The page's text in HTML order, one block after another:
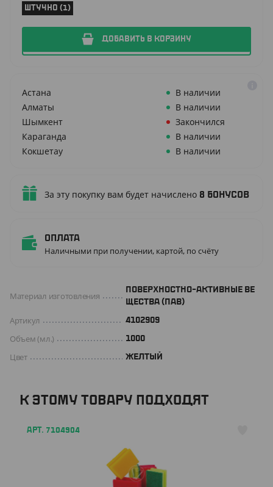
ШТУЧНО (1)
ДОБАВИТЬ В КОРЗИНУ
Астана
В наличии
Алматы
В наличии
Шымкент
Закончился
Караганда
В наличии
Кокшетау
В наличии
За эту покупку вам будет начислено 8 бонусов
Оплата
Наличными при получении, картой, по счёту
Материал изготовления
ПОВЕРХНОСТНО-АКТИВНЫЕ ВЕ
ЩЕСТВА (ПАВ)
Артикул 4102909
Объем (мл.) 1000
Цвет ЖЕЛТЫЙ
К ЭТОМУ ТОВАРУ ПОДХОДЯТ
АРТ. 7104904